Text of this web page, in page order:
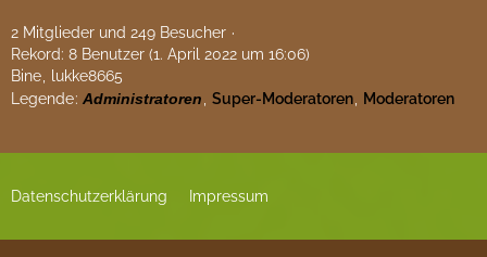
2 Mitglieder und 249 Besucher
Rekord: 8 Benutzer (1. April 2022 um 16:06)
Bine
lukke8665
Legende Administratoren Super-Moderatoren Moderatoren
Datenschutzerklärung Impressum